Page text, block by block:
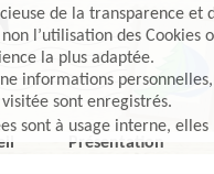
de la transparence et
l’utilisation des
la plus adaptée.
informations
sont enregistrés.
sont à usage interne,
Présentation